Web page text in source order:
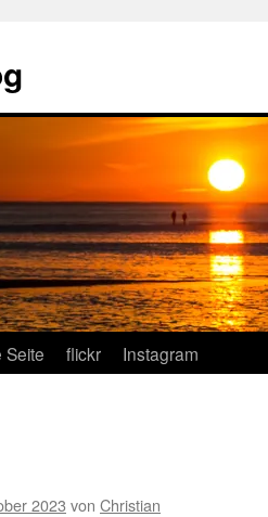
Seite flickr Instagram
2023 von Christian